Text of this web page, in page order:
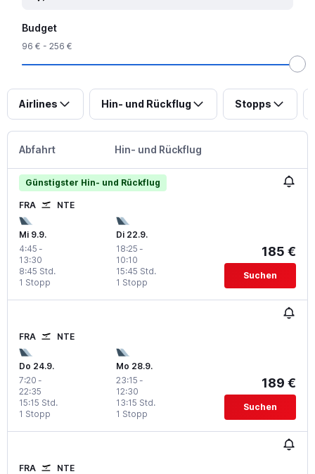
Budget
96 € - 256 €
Airlines Hin- und Rückflug Stopps
Abfahrt Hin- und Rückflug
Günstigster Hin- und Rückflug
FRA NTE
Mi 9.9.
4:45 -
13:30
1 Stopp
8:45 Std.
Di 22.9.
18:25 -
10:10
1 Stopp
15:45 Std.
185 €
Suchen
FRA NTE
Do 24.9.
7:20 -
22:35
1 Stopp
15:15 Std.
Mo 28.9.
23:15 -
12:30
1 Stopp
13:15 Std.
189 €
Suchen
FRA NTE